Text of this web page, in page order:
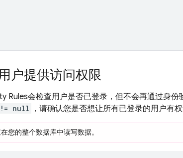
户提供访问权限
Rules会检查用户是否已登录，但不会再通过身份
null ，请确认您是否想让所有已登录的用户有权
您的整个数据库中读写数据。